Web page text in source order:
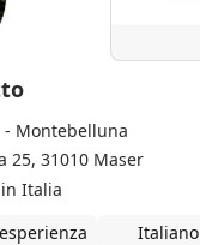
- Montebelluna
25, 31010 Maser
Italia
Italiano